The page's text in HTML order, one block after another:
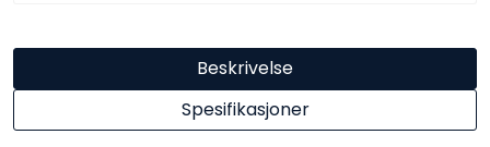
Beskrivelse
Spesifikasjoner